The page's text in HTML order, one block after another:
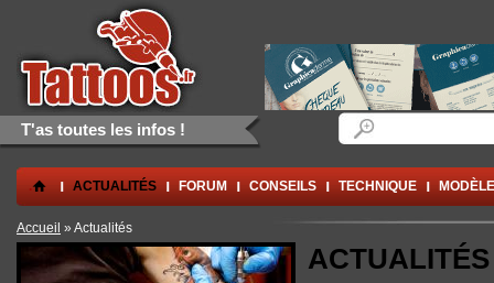
Aller au contenu principal
Skip to navigation
T'as toutes les infos !
. ACTUALITÉS FORUM CONSEILS TECHNIQUE
Vous êtes ici
Accueil » Actualités
ACTUALITÉS